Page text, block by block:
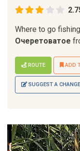
Where to go
Очеретоватое
ROUTE ADD
SUGGEST A CHANGE
Nikita Z
9 years ago